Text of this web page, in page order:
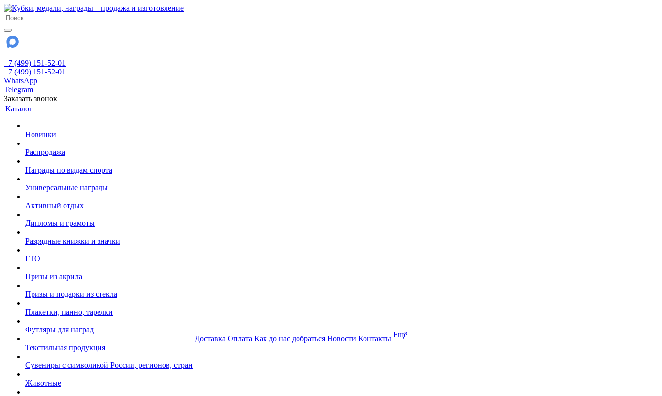
+7 (499) 151-52-01
+7 (499) 151-52-01
WhatsApp
Telegram
Заказать звонок
Каталог
Новинки
Распродажа
Награды по видам спорта
Универсальные награды
Активный отдых
Дипломы и грамоты
Разрядные книжки и значки
ГТО
Призы из акрила
Призы и подарки из стекла
Плакетки, панно, тарелки
Футляры для наград
Текстильная продукция
Сувениры с символикой России, регионов, стран
Животные
Доставка Оплата Как до нас добраться Новости Контакты Ещё